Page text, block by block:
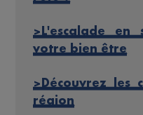
>L'escalade
votre bien être
> Découvrez les
région